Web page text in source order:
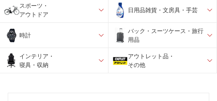
スポーツ・
アウトドア
日用品雑貨・文房具・手芸
時計
バック・スーツケース・旅行
用品
インテリア・
寝具・収納
アウトレット品・
その他